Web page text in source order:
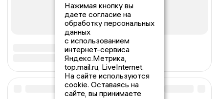
Нажимая кнопку вы
даете согласие на
обработку персональных
данных
с использованием
интернет-сервиса
Яндекс.Метрика,
top.mail.ru, LiveInternet.
На сайте используются
cookie. Оставаясь на
сайте, вы принимаете